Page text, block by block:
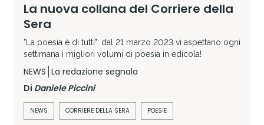
La nuova collana del Corriere della
Sera
"La poesia è di tutti": dal 21 marzo 2023 vi aspettano ogni
settimana i migliori volumi di poesia in edicola!
NEWS La redazione segnala
Di Daniele Piccini
NEWS CORRIERE DELLA SERA POESIE